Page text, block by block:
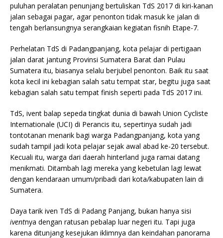
puluhan peralatan penunjang bertuliskan TdS 2017 di kiri-kanan
jalan sebagai pagar, agar penonton tidak masuk ke jalan di
tengah berlansungnya serangkaian kegiatan fisnih Etape-7.
Perhelatan TdS di Padangpanjang, kota pelajar di pertigaan
jalan darat jantung Provinsi Sumatera Barat dan Pulau
Sumatera itu, biasanya selalu berjubel penonton. Baik itu saat
kota kecil ini kebagian salah satu tempat star, begitu juga saat
kebagian salah satu tempat finish seperti pada TdS 2017 ini.
TdS, ivent balap sepeda tingkat dunia di bawah Union Cycliste
Internationale (UCI) di Perancis itu, sepertinya sudah jadi
tontotanan menarik bagi warga Padangpanjang, kota yang
sudah tampil jadi kota pelajar sejak awal abad ke-20 tersebut.
Kecuali itu, warga dari daerah hinterland juga ramai datang
menikmati. Ditambah lagi mereka yang kebetulan lagi lewat
dengan kendaraan umum/pribadi dari kota/kabupaten lain di
Sumatera.
Daya tarik iven TdS di Padang Panjang, bukan hanya sisi
iventnya dengan ratusan pebalap luar negeri itu. Tapi juga
karena ditunjang kesejukan iklimnya dan keindahan panorama